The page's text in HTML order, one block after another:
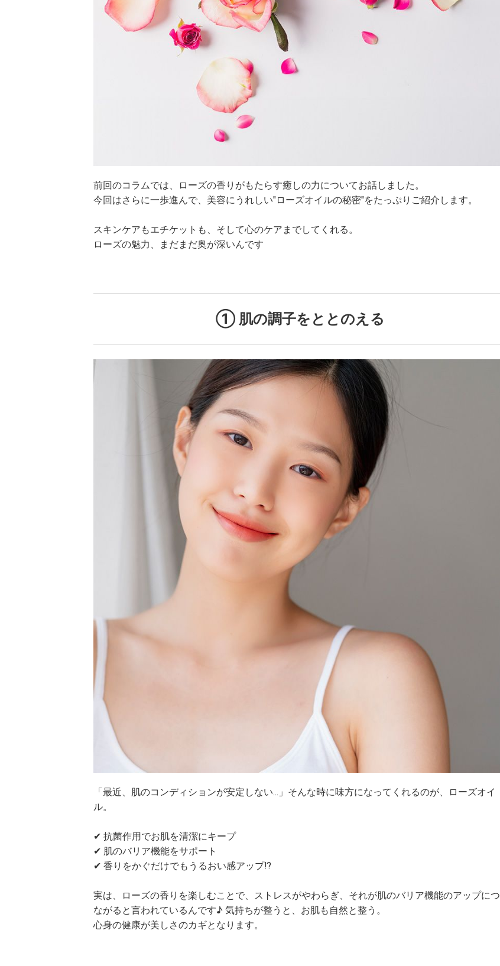
前回のコラムでは、ローズの香りがもたらす癒しの力についてお話しました。
今回はさらに一歩進んで、美容にうれしい"ローズオイルの秘密"をたっぷりご紹介します。
スキンケアもエチケットも、そして心のケアまでしてくれる。
ローズの魅力、まだまだ奥が深いんです
① 肌の調子をととのえる
「最近、肌のコンディションが安定しない...」そんな時に味方になってくれるのが、ローズオイ
ル。
✔ 抗菌作用でお肌を清潔にキープ
✔ 肌のバリア機能をサポート
✔ 香りをかぐだけでもうるおい感アップ⁉
実は、ローズの香りを楽しむことで、ストレスがやわらぎ、それが肌のバリア機能のアップにつ
ながると言われているんです♪ 気持ちが整うと、お肌も自然と整う。
心身の健康が美しさのカギとなります。